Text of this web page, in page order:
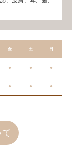
金 土 日
● ● ●
● ● ●